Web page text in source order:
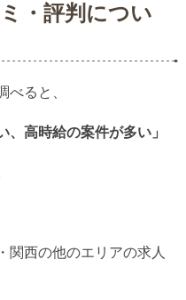
・評判につい
べると、
、高時給の案件が多い」
関西の他のエリアの求人